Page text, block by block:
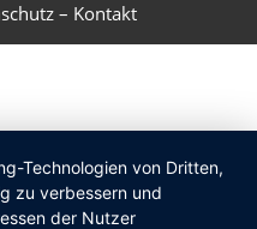
– Kontakt
Technologien von Dritten,
zu verbessern und
der Nutzer